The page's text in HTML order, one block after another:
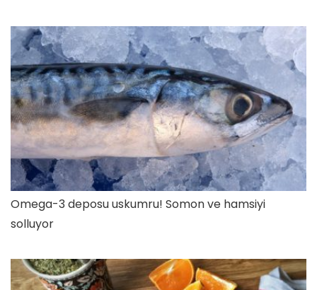
Omega-3 deposu uskumru! Somon ve hamsiyi
solluyor